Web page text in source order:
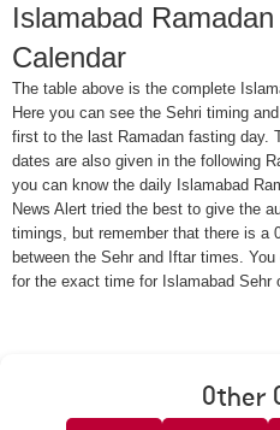
Islamabad
Calendar
The table above is the complete
Here you can see the Sehri timing
first to the last Ramadan fasting day.
dates are also given in the following
you can know the daily Islamabad
News Alert tried the best to give the
timings, but remember that there is a
between the Sehr and Iftar times.
for the exact time for Islamabad Sehr
Other